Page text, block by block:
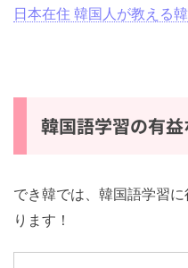
日本在住 韓国人が教える
韓国語学習の有
でき韓では、韓国語学習
ります！